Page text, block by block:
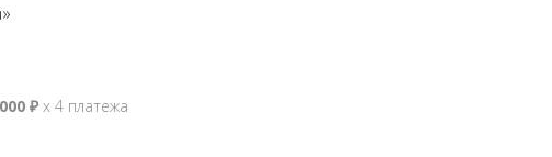
₽ х 4 платежа